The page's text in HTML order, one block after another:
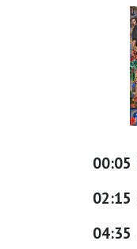
00:05
02:15
04:35